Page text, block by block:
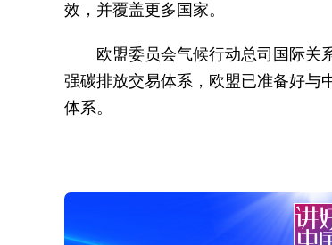
效，并覆盖更多国家。
欧盟委员会气候行动总司国际关
强碳排放交易体系，欧盟已准备好与
体系。